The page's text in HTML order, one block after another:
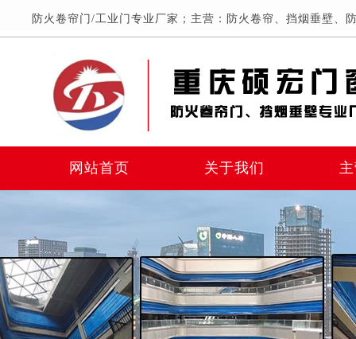
防火卷帘门/工业门专业厂家；主营：防火卷帘、挡烟垂壁、
网站首页 关于我们